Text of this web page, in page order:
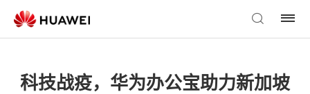
科技战疫，华为办公宝助力新加坡